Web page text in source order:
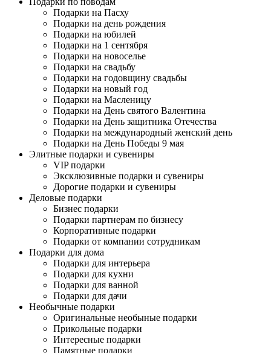
Подарки на Пасху
Подарки на день рождения
Подарки на юбилей
Подарки на 1 сентября
Подарки на новоселье
Подарки на свадьбу
Подарки на годовщину свадьбы
Подарки на новый год
Подарки на Масленицу
Подарки на День святого Валентина
Подарки на День защитника Отечества
Подарки на международный женский день
Подарки на День Победы 9 мая
Элитные подарки и сувениры
VIP подарки
Эксклюзивные подарки и сувениры
Дорогие подарки и сувениры
Деловые подарки
Бизнес подарки
Подарки партнерам по бизнесу
Корпоративные подарки
Подарки от компании сотрудникам
Подарки для дома
Подарки для интерьера
Подарки для кухни
Подарки для ванной
Подарки для дачи
Необычные подарки
Оригинальные необыные подарки
Прикольные подарки
Интересные подарки
Памятные подарки